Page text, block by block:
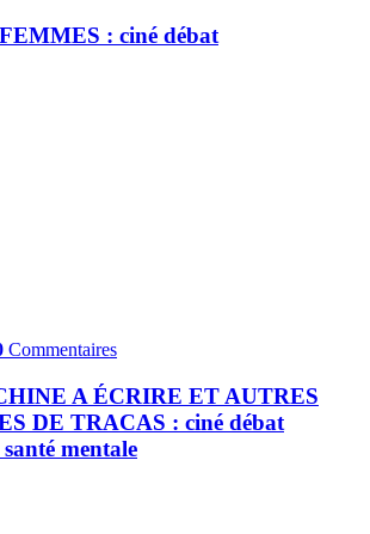
: ciné débat
Commentaires
A ÉCRIRE ET AUTRES
DE TRACAS : ciné débat
mentale